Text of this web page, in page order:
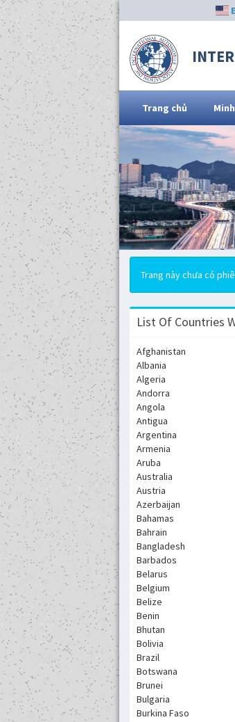
Trang chủ
Trang này chưa có
List Of Countries
Afghanistan
Albania
Algeria
Andorra
Angola
Antigua
Argentina
Armenia
Aruba
Australia
Austria
Azerbaijan
Bahamas
Bahrain
Bangladesh
Barbados
Belarus
Belgium
Belize
Benin
Bhutan
Bolivia
Brazil
Botswana
Brunei
Bulgaria
Burkina Faso